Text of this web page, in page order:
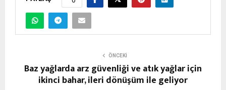
ÖNCEKI
Baz yağlarda arz güvenliği ve atık yağlar için
ikinci bahar, ileri dönüşüm ile geliyor